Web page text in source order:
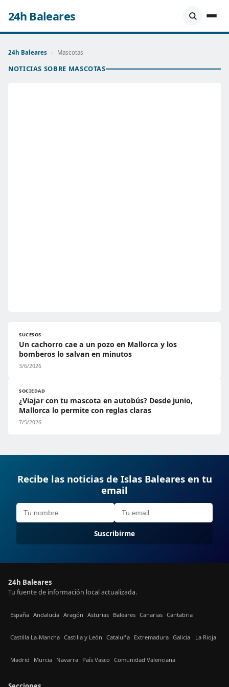
24h Baleares
24h Baleares › Mascotas
NOTICIAS SOBRE MASCOTAS
SUCESOS
Un cachorro cae a un pozo en Mallorca y los
bomberos lo salvan en minutos
3/6/2026
SOCIEDAD
¿Viajar con tu mascota en autobús? Desde junio,
Mallorca lo permite con reglas claras
7/5/2026
Recibe las noticias de Islas Baleares en tu
email
Suscribirme
24h Baleares
Tu fuente de información local actualizada.
España Andalucía Aragón Asturias Baleares Canarias Cantabria
Castilla La-Mancha Castilla y León Cataluña Extremadura Galicia La Rioja
Madrid Murcia Navarra País Vasco Comunidad Valenciana